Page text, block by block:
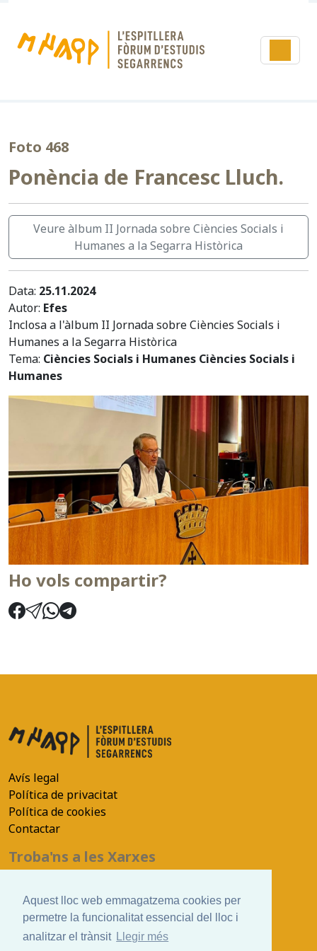
Aquest lloc web emmagatzema cookies per
permetre la funcionalitat essencial del lloc i
analitzar el trànsit Llegir més
Foto 468
Ponència de Francesc Lluch.
Veure àlbum II Jornada sobre Ciències Socials i
Humanes a la Segarra Històrica
Data: 25.11.2024
Autor: Efes
Inclosa a l'àlbum II Jornada sobre Ciències Socials i
Humanes a la Segarra Històrica
Tema: Ciències Socials i Humanes Ciències Socials i
Humanes
Ho vols compartir?
Avís legal
Política de privacitat
Política de cookies
Contactar
Troba'ns a les Xarxes
©efes.cat